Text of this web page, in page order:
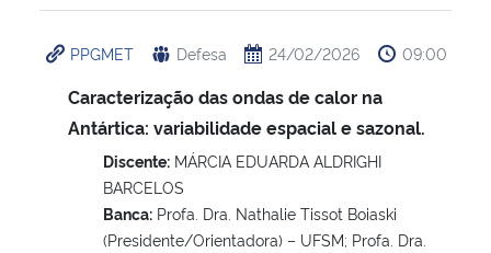
PPGMET Defesa 24/02/2026 09:00
Caracterização das ondas de calor na
Antártica: variabilidade espacial e sazonal.
Discente: MÁRCIA EDUARDA ALDRIGHI
BARCELOS
Banca: Profa. Dra. Nathalie Tissot Boiaski
(Presidente/Orientadora) – UFSM; Profa. Dra.